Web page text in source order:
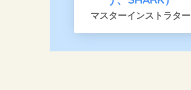
マスターインストラター